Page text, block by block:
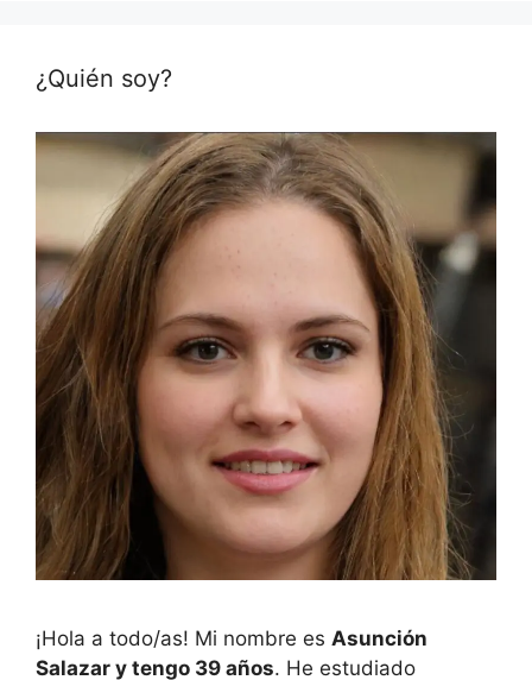
¿Quién soy?
¡Hola a todo/as! Mi nombre es Asunción
Salazar y tengo 39 años. He estudiado